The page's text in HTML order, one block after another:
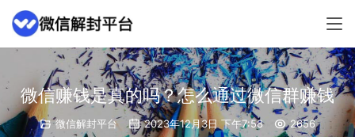
微信赚钱是真的吗？怎么通过微信群赚钱
微信解封平台 2023年12月3日 下午7:58 2656